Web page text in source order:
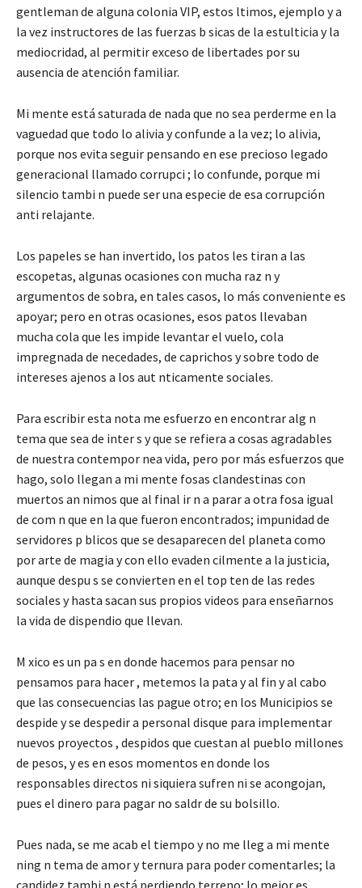
gentleman de alguna colonia VIP, estos ltimos, ejemplo y a
la vez instructores de las fuerzas b sicas de la estulticia y la
mediocridad, al permitir exceso de libertades por su
ausencia de atención familiar.
Mi mente está saturada de nada que no sea perderme en la
vaguedad que todo lo alivia y confunde a la vez; lo alivia,
porque nos evita seguir pensando en ese precioso legado
generacional llamado corrupci ; lo confunde, porque mi
silencio tambi n puede ser una especie de esa corrupción
anti relajante.
Los papeles se han invertido, los patos les tiran a las
escopetas, algunas ocasiones con mucha raz n y
argumentos de sobra, en tales casos, lo más conveniente es
apoyar; pero en otras ocasiones, esos patos llevaban
mucha cola que les impide levantar el vuelo, cola
impregnada de necedades, de caprichos y sobre todo de
intereses ajenos a los aut nticamente sociales.
Para escribir esta nota me esfuerzo en encontrar alg n
tema que sea de inter s y que se refiera a cosas agradables
de nuestra contempor nea vida, pero por más esfuerzos que
hago, solo llegan a mi mente fosas clandestinas con
muertos an nimos que al final ir n a parar a otra fosa igual
de com n que en la que fueron encontrados; impunidad de
servidores p blicos que se desaparecen del planeta como
por arte de magia y con ello evaden cilmente a la justicia,
aunque despu s se convierten en el top ten de las redes
sociales y hasta sacan sus propios videos para enseñarnos
la vida de dispendio que llevan.
M xico es un pa s en donde hacemos para pensar no
pensamos para hacer , metemos la pata y al fin y al cabo
que las consecuencias las pague otro; en los Municipios se
despide y se despedir a personal disque para implementar
nuevos proyectos , despidos que cuestan al pueblo millones
de pesos, y es en esos momentos en donde los
responsables directos ni siquiera sufren ni se acongojan,
pues el dinero para pagar no saldr de su bolsillo.
Pues nada, se me acab el tiempo y no me lleg a mi mente
ning n tema de amor y ternura para poder comentarles; la
candidez tambi n está perdiendo terreno; lo mejor es